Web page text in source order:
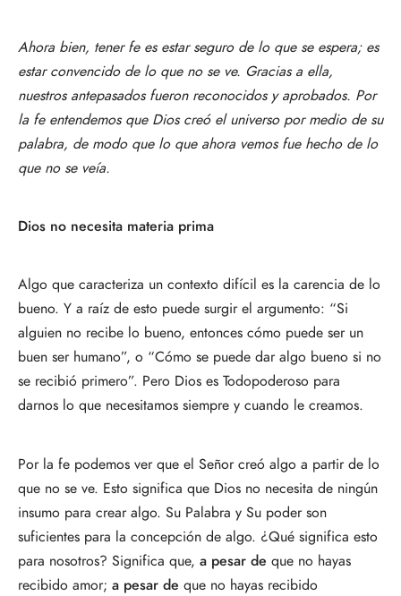
Ahora bien, tener fe es estar seguro de lo que se espera; es
estar convencido de lo que no se ve. Gracias a ella,
nuestros antepasados fueron reconocidos y aprobados. Por
la fe entendemos que Dios creó el universo por medio de su
palabra, de modo que lo que ahora vemos fue hecho de lo
que no se veía.
Dios no necesita materia prima
Algo que caracteriza un contexto difícil es la carencia de lo
bueno. Y a raíz de esto puede surgir el argumento: “Si
alguien no recibe lo bueno, entonces cómo puede ser un
buen ser humano”, o “Cómo se puede dar algo bueno si no
se recibió primero”. Pero Dios es Todopoderoso para
darnos lo que necesitamos siempre y cuando le creamos.
Por la fe podemos ver que el Señor creó algo a partir de lo
que no se ve. Esto significa que Dios no necesita de ningún
insumo para crear algo. Su Palabra y Su poder son
suficientes para la concepción de algo. ¿Qué significa esto
para nosotros? Significa que, a pesar de que no hayas
recibido amor; a pesar de que no hayas recibido